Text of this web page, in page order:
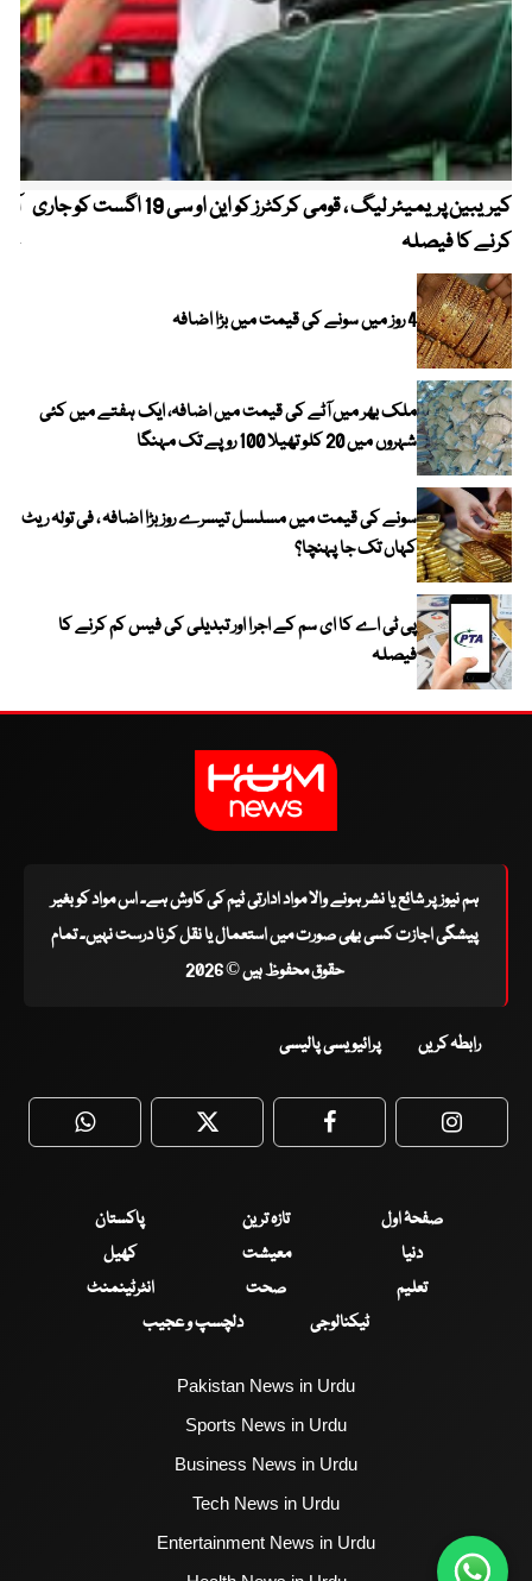
کیریبین پریمیئر لیگ ، قومی کرکٹرز کو این او سی 19 اگست کو جاری
کرنے کا فیصلہ
4 روز میں سونے کی قیمت میں بڑا اضافہ
ملک بھر میں آٹے کی قیمت میں اضافہ، ایک ہفتے میں کئی
شہروں میں 20 کلو تھیلا 100 روپے تک مہنگا
سونے کی قیمت میں مسلسل تیسرے روز بڑا اضافہ ، فی تولہ ریٹ
کہاں تک جا پہنچا؟
پی ٹی اے کا ای سم کے اجرا اور تبدیلی کی فیس کم کرنے کا
فیصلہ
ہم نیوز پر شائع یا نشر ہونے والا مواد ادارتی ٹیم کی کاوش ہے۔ اس مواد کو بغیر
پیشگی اجازت کسی بھی صورت میں استعمال یا نقل کرنا درست نہیں۔ تمام
حقوق محفوظ ہیں © 2026
رابطہ کریں پرائیویسی پالیسی
WhatsApp Twitter Facebook
صفحۂ اول تازہ ترین
پاکستان
دنیا
معیشت
کھیل
تعلیم
صحت
انٹرٹینمنٹ
ٹیکنالوجی
دلچسپ و عجیب
Pakistan News in Urdu
Sports News in Urdu
Business News in Urdu
Tech News in Urdu
Entertainment News in Urdu